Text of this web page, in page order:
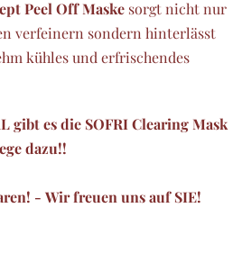
Peel Off Maske sorgt nicht nur
verfeinern sondern hinterlässt
kühles und erfrischendes
gibt es die SOFRI Clearing Mask
dazu!!
- Wir freuen uns auf SIE!